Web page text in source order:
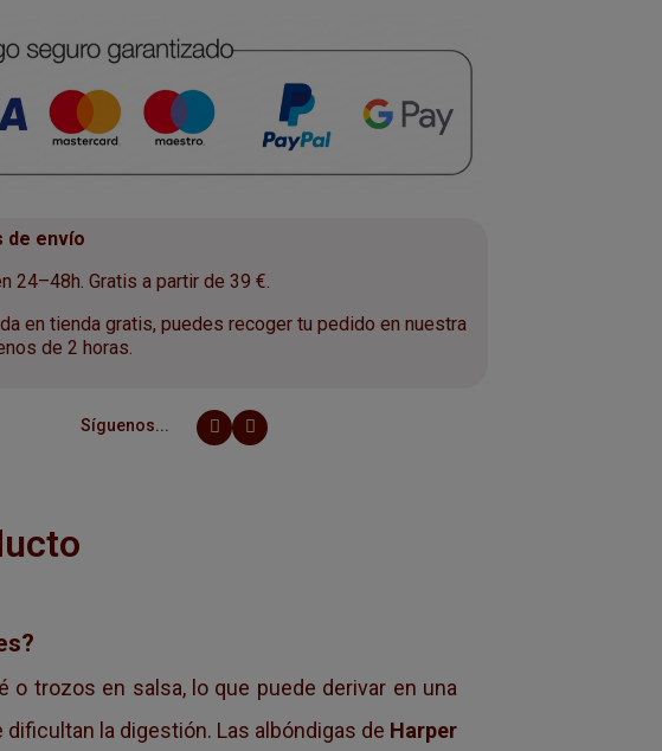
envío
24–48h. Gratis a partir de 39 €.
en tienda gratis, puedes recoger tu pedido en nuestra
de 2 horas.
Síguenos...
trozos en salsa, lo que puede derivar en una
la digestión. Las albóndigas de Harper